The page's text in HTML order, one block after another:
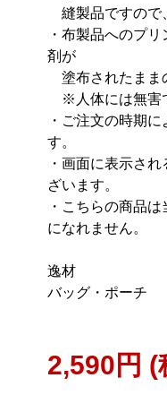
縫製品ですので
・布製品へのプ
剤が
塗布されたまま
※人体には無害
・ご注文の時期
す。
・画面に表示さ
ざいます。
・こちらの商品
になれません。
逸材
バッグ・ポーチ
2,590円 (